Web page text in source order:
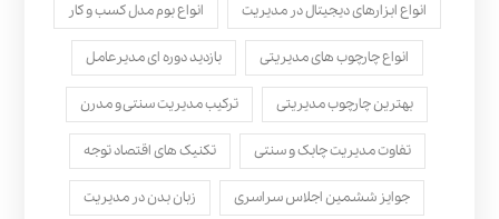
انواع ابزارهای دیجیتال در مدیریت انواع بوم مدل کسب‌ و کار
انواع چارچوب های مدیریتی بازدید دوره ای مدیرعامل
بهترین چارچوب مدیریتی ترکیب مدیریت سنتی و مدرن
تفاوت مدیریت چابک و سنتی تکنیک های اقتصاد توجه
جوایز ششمین اجلاس سراسری زبان بدن در مدیریت